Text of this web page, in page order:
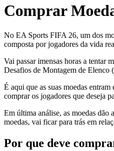
Comprar
No EA Sports FIFA 26, um dos
composta por jogadores da vida
Vai passar imensas horas a tentar
Desafios de Montagem de Elenco
É aqui que as suas moedas
comprar os jogadores que deseja
Em última análise, as moedas dão
moedas, vai ficar para trás em
Por que deve